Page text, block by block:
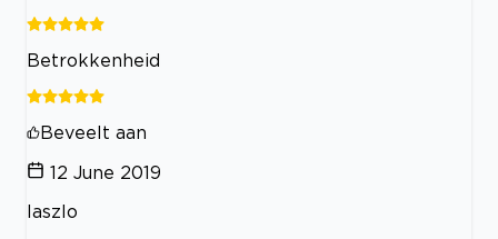
Betrokkenheid
Beveelt aan
12 June 2019
laszlo